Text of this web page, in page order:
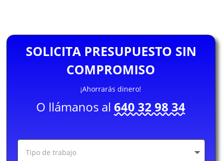
SOLICITA PRESUPUESTO SIN
COMPROMISO
¡Ahorrarás dinero!
O llámanos al640 32 98 34